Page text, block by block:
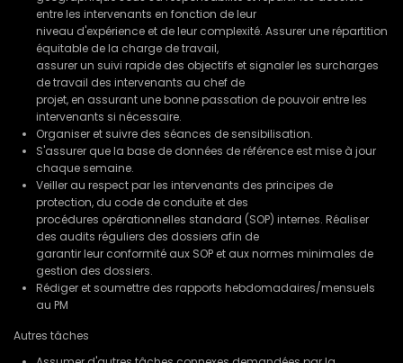
entre les intervenants en fonction de leur
niveau d'expérience et de leur complexité. Assurer une répartition
équitable de la charge de travail,
assurer un suivi rapide des objectifs et signaler les surcharges
de travail des intervenants au chef de
projet, en assurant une bonne passation de pouvoir entre les
intervenants si nécessaire.
Organiser et suivre des séances de sensibilisation.
S'assurer que la base de données de référence est mise à jour
chaque semaine.
Veiller au respect par les intervenants des principes de
protection, du code de conduite et des
procédures opérationnelles standard (SOP) internes. Réaliser
des audits réguliers des dossiers afin de
garantir leur conformité aux SOP et aux normes minimales de
gestion des dossiers.
Rédiger et soumettre des rapports hebdomadaires/mensuels
au PM
Autres tâches